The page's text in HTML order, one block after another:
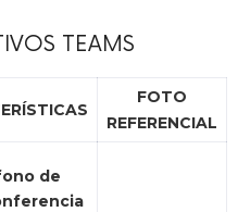
TEAMS
FOTO
REFERENCIAL
de